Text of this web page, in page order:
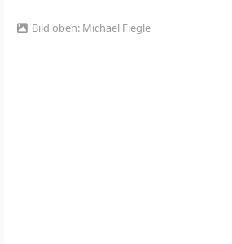
Bild oben: Michael Fiegle